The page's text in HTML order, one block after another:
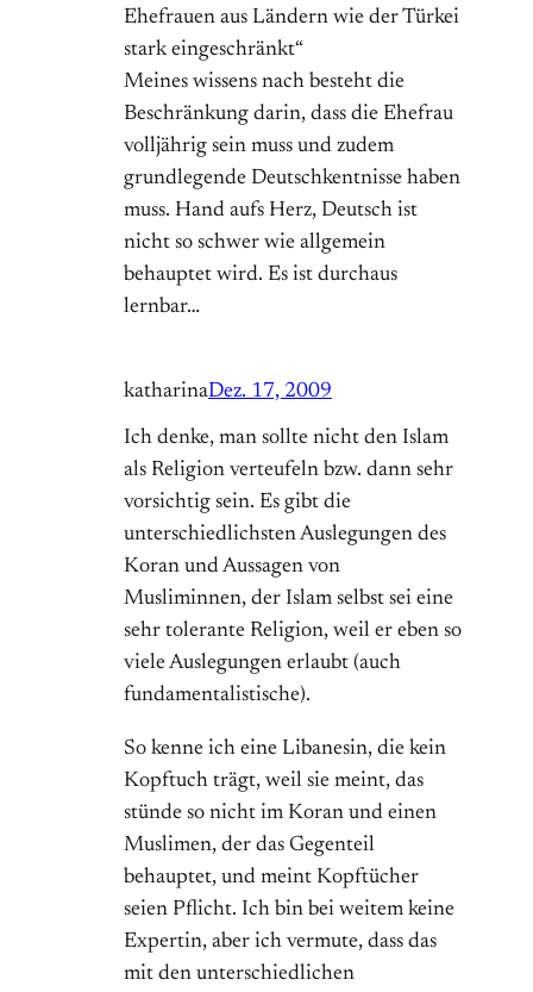
Ehefrauen aus Ländern wie der Türkei
stark eingeschränkt“
Meines wissens nach besteht die
Beschränkung darin, dass die Ehefrau
volljährig sein muss und zudem
grundlegende Deutschkentnisse haben
muss. Hand aufs Herz, Deutsch ist
nicht so schwer wie allgemein
behauptet wird. Es ist durchaus
lernbar…
katharinaDez. 17, 2009
Ich denke, man sollte nicht den Islam
als Religion verteufeln bzw. dann sehr
vorsichtig sein. Es gibt die
unterschiedlichsten Auslegungen des
Koran und Aussagen von
Musliminnen, der Islam selbst sei eine
sehr tolerante Religion, weil er eben so
viele Auslegungen erlaubt (auch
fundamentalistische).
So kenne ich eine Libanesin, die kein
Kopftuch trägt, weil sie meint, das
stünde so nicht im Koran und einen
Muslimen, der das Gegenteil
behauptet, und meint Kopftücher
seien Pflicht. Ich bin bei weitem keine
Expertin, aber ich vermute, dass das
mit den unterschiedlichen